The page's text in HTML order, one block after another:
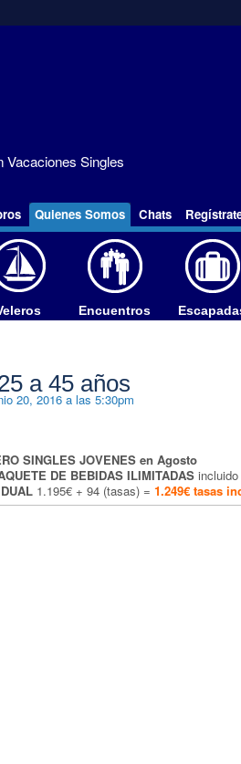
Vacaciones Singles
Quienes Somos Chats
Encuentros
a 45 años
20, 2016 a las 5:30pm
SINGLES JOVENES en Agosto
DE BEBIDAS ILIMITADAS
1.195€ + 94 (tasas) = 1.249€ tasas